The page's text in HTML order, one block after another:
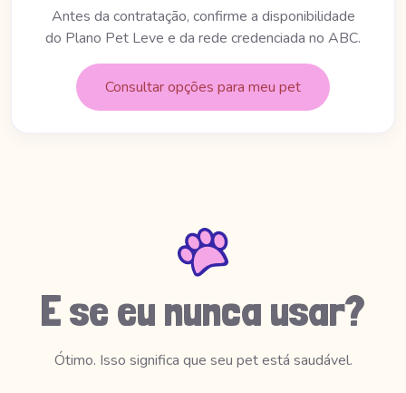
Antes da contratação, confirme a disponibilidade
do Plano Pet Leve e da rede credenciada no ABC.
Consultar opções para meu pet
E se eu nunca usar?
Ótimo. Isso significa que seu pet está saudável.